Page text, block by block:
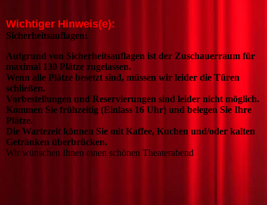
Wichtiger Hinweis(e):
Sicherheitsauflagen:
Aufgrund von Sicherheitsauflagen ist der Zuschauerraum für
maximal 130 Plätze zugelassen.
Wenn alle Plätze besetzt sind, müssen wir leider die Türen
schließen.
Vorbestellungen und Reservierungen sind leider nicht möglich.
Kommen Sie frühzeitig (Einlass 16 Uhr) und belegen Sie Ihre
Plätze.
Die Wartezeit können Sie mit Kaffee, Kuchen und/oder kalten
Getränken überbrücken.
Wir wünschen Ihnen einen schönen Theaterabend